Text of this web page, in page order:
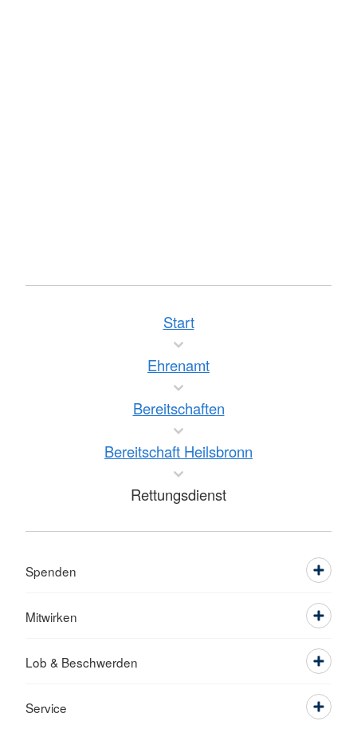
Start
Ehrenamt
Bereitschaften
Bereitschaft Heilsbronn
Rettungsdienst
Spenden
Mitwirken
Lob & Beschwerden
Service